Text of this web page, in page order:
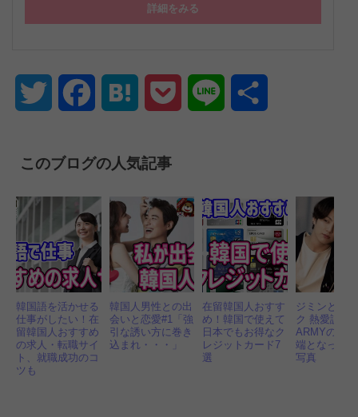
詳細をみる
Twitter FacebookHatena Pocket Line
このブログの人気記事
韓国語を活かせる
仕事がしたい！在
留韓国人おすすめ
の求人・転職サイ
ト、就職成功のコ
ツも
韓国人男性との出
会いと恋愛#1「強
引な誘い方に巻き
込まれ・・・」
在留韓国人おすす
め！韓国で使えて
日本でもお得なク
レジットカード7
選
ジミンとジ
ク 熱愛説？
ARMYの妄
端となった1
写真